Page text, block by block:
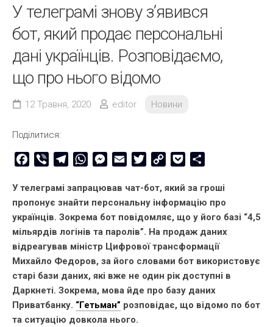
У телеграмі знову з’явився
бот, який продає персональні
дані українців. Розповідаємо,
що про нього відомо
12 Травня, 2020 editor Новини
Поділитися:
Facebook
Viber TelegramWhatsAppMessenger
Email TwitterCopy
Pocket
У телеграмі запрацював чат-бот, який за гроші
пропонує знайти персональну інформацію про
українців. Зокрема бот повідомляє, що у його базі “4,5
мільярдів логінів та паролів”. На продаж даних
відреагував міністр Цифрової трансформації
Михайло Федоров, за його словами бот використовує
старі бази даних, які вже не один рік доступні в
Даркнеті. Зокрема, мова йде про базу даних
Приватбанку. “Гетьман” розповідає, що відомо по бот
та ситуацію довкола нього.